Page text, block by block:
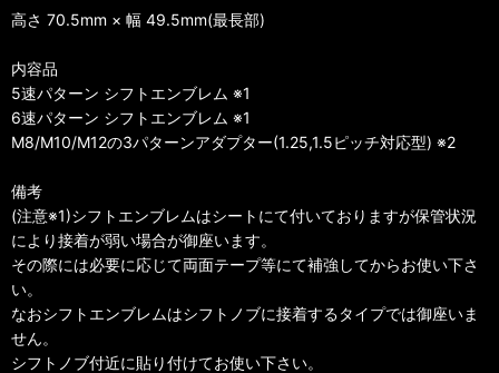
高さ 70.5mm × 幅 49.5mm(最長部)
内容品
5速パターン シフトエンブレム ※1
6速パターン シフトエンブレム ※1
M8/M10/M12の3パターンアダプター(1.25,1.5ピッチ対応型) ※2
備考
(注意※1)シフトエンブレムはシートにて付いておりますが保管状況
により接着が弱い場合が御座います。
その際には必要に応じて両面テープ等にて補強してからお使い下さ
い。
なおシフトエンブレムはシフトノブに接着するタイプでは御座いま
せん。
シフトノブ付近に貼り付けてお使い下さい。